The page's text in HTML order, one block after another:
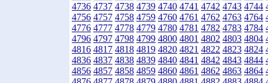
4736 4737 4738 4739 4740 4741 4742 4743 4744
4756 4757 4758 4759 4760 4761 4762 4763 4764
4776 4777 4778 4779 4780 4781 4782 4783 4784
4796 4797 4798 4799 4800 4801 4802 4803 4804
4816 4817 4818 4819 4820 4821 4822 4823 4824
4836 4837 4838 4839 4840 4841 4842 4843 4844
4856 4857 4858 4859 4860 4861 4862 4863 4864